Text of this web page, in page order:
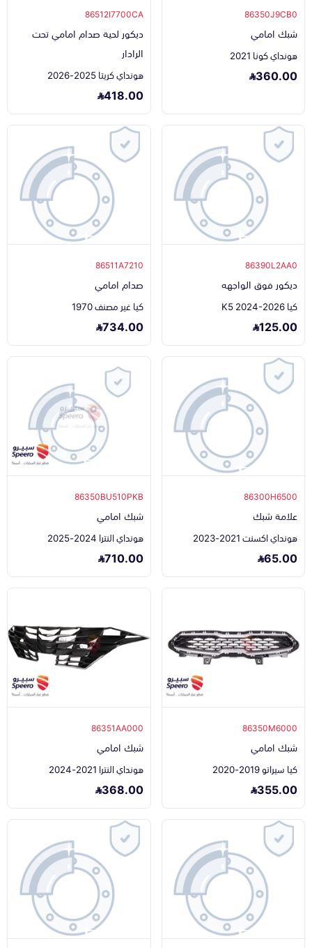
86350J9CB0
شبك امامي
هونداي كونا 2021
360.00
86512I7700CA
ديكور لحية صدام امامي تحت
الرادار
هونداي كريتا 2025-2026
418.00
86390L2AA0
ديكور فوق الواجهه
كيا K5 2024-2026
125.00
86511A7210
صدام امامي
كيا غير مصنف 1970
734.00
86300H6500
علامة شبك
هونداي اكسنت 2021-2023
65.00
86350BU510PKB
شبك امامي
هونداي النترا 2024-2025
710.00
86350M6000
شبك امامي
كيا سيراتو 2019-2020
355.00
86351AA000
شبك امامي
هونداي النترا 2021-2024
368.00